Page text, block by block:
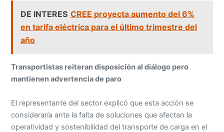
DE INTERES CREE proyecta aumento del 6%
en tarifa eléctrica para el último trimestre del
año
Transportistas reiteran disposición al diálogo pero
mantienen advertencia de paro
El representante del sector explicó que esta acción se
consideraría ante la falta de soluciones que afectan la
operatividad y sostenibilidad del transporte de carga en el